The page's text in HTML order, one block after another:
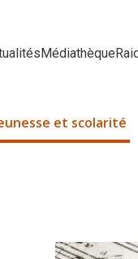
Médiathèque
et scolarité